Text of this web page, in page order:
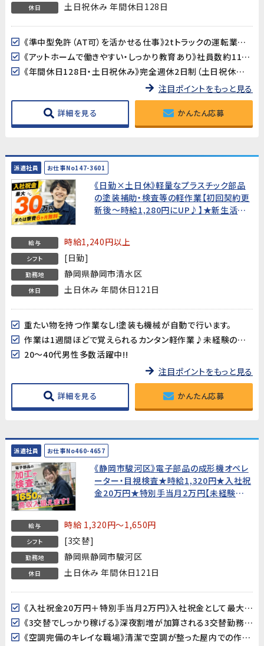
休日 土日祝休み 年間休日128日
《準中型免許（AT可）を活かせる仕事》2tトラックの運転業務があるため、準中型免許が必須です。運転スキルを活かしながら、部品の調達・管理・出荷までを担う幅広い業務に携われます。
《アットホームで働きやすい・しっかり教育あり》社員数約110名の落ち着いた規模の製造会社です。業務の引き継ぎ・教育制度がしっかり整っており、製造業未経験の方も安心してスタートできます。
《年間休日128日・土日祝休み》完全週休2日制（土日祝休み）で、GW・夏季・年末年始の大型連休も充実。プライベートとのバランスが取りやすい環境です。
注目ポイントをもっと見る
詳細を見る かんたん応募
派遣社員 お仕事No147-3601
《日勤×土日休》軽量なプラスチック部品
の塗装補助・検査等の軽作業【初回契約更
新後～時給1,280円にUP♪】★新生活を
給与 時給1,240円以上
シフト [日勤]
勤務地 静岡県静岡市清水区
休日 土日休み 年間休日121日
重たい物を持つ作業なし!塗装も機械が自動で行います。
作業は1週間ほどで覚えられるカンタン軽作業♪未経験の方も大歓迎!
20～40代男性多数活躍中!!
注目ポイントをもっと見る
詳細を見る かんたん応募
派遣社員 お仕事No460-4657
《静岡市駿河区》電子部品の成形機オペレ
ーター・目視検査★時給1,320円★入社祝
金20万円★特別手当月2万円【未経験歓
給与 時給 1,320円～1,650円
シフト [3交替]
勤務地 静岡県静岡市駿河区
休日 土日休み 年間休日121日
《入社祝金20万円＋特別手当月2万円》入社祝金として最大20万円を支給（出勤率規定あり）。さらに入社後1年間は特別手当として月額20,000円が毎月加算されます（出勤率90%以上が対象）。
《3交替でしっかり稼げる》深夜割増が加算される3交替勤務で、調整補助金も含めた月収256,280円以上を目指せます（所定20日・残業20h・深夜36hの場合）。
《空調完備のキレイな職場》清潔で空調が整った屋内での作業です。機械のボタンを押してセットするだけのシンプルな作業で、未経験からでも約1か月で覚えられます。